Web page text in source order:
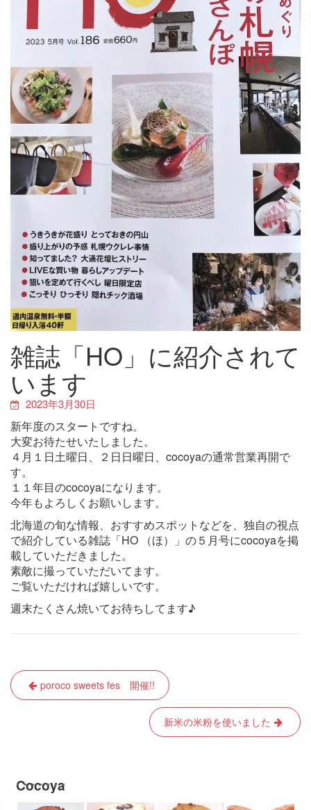
雑誌「HO」に紹介されて
います
2023年3月30日
新年度のスタートですね。
大変お待たせいたしました。
４月１日土曜日、２日日曜日、cocoyaの通常営業再開で
す。
１１年目のcocoyaになります。
今年もよろしくお願いします。
北海道の旬な情報、おすすめスポットなどを、独自の視点
で紹介している雑誌「HO （ほ）」の５月号にcocoyaを掲
載していただきました。
素敵に撮っていただいてます。
ご覧いただければ嬉しいです。
週末たくさん焼いてお待ちしてます♪
投
稿
ゲ
ー
poroco sweets fes 開催!!
新米の米粉を使いました
Cocoya